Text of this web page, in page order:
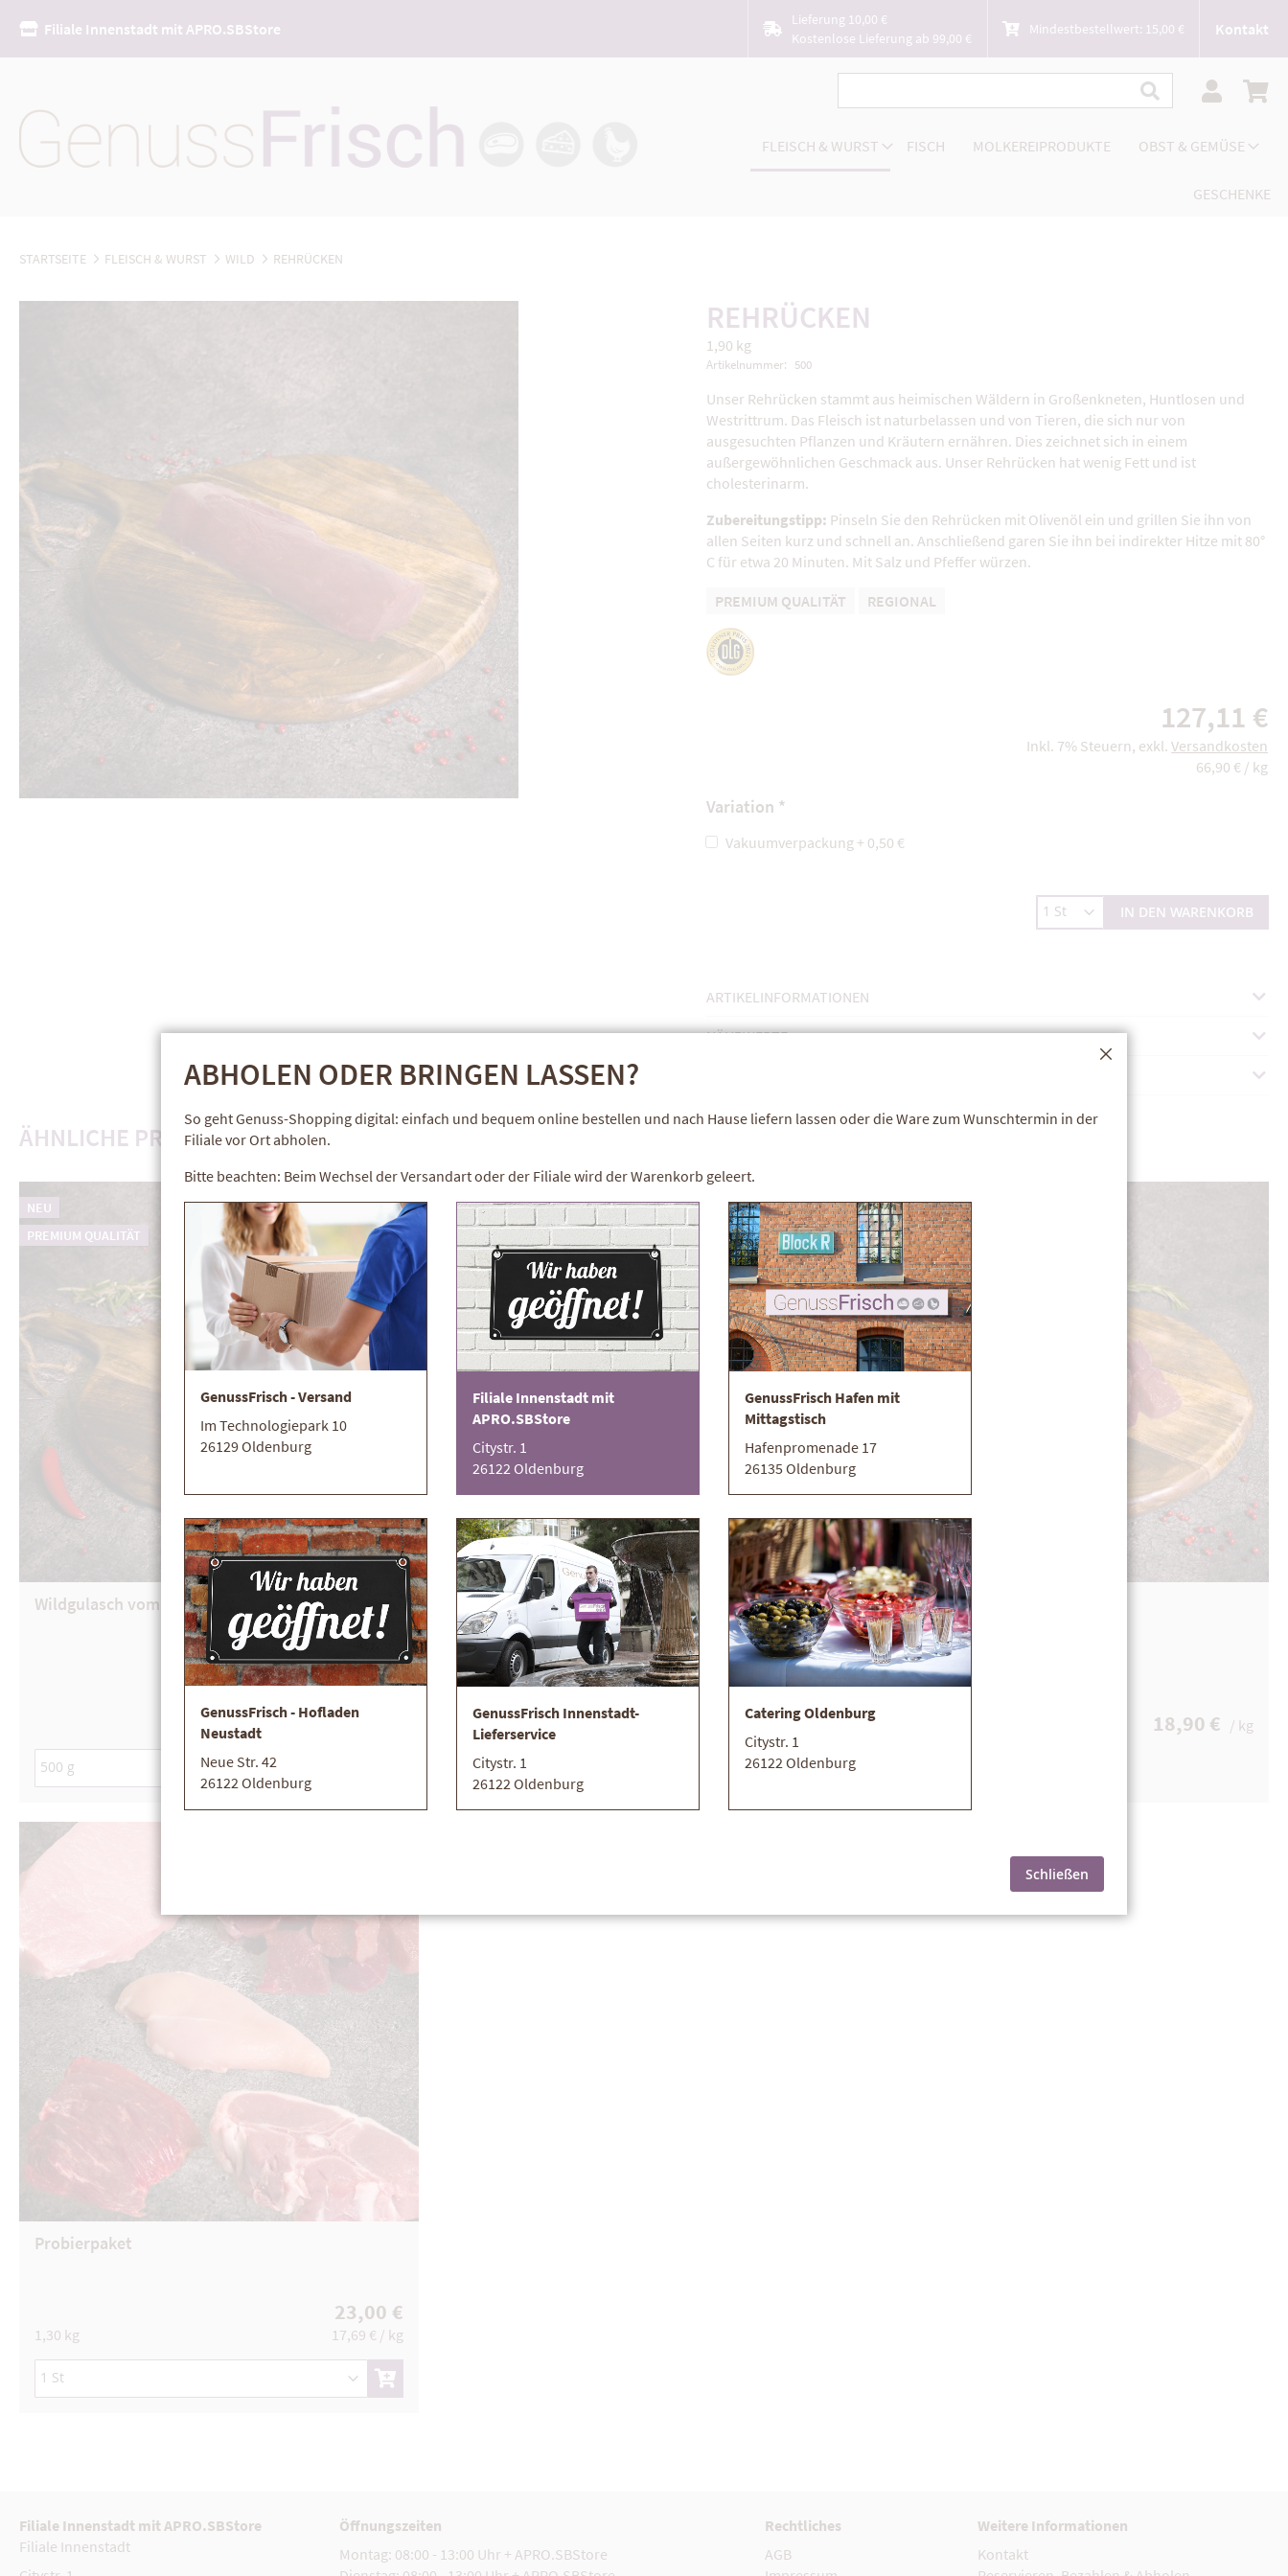
Filiale Innenstadt mit APRO.SBStore
Direkt
zum
Lieferung 10,00 €
Kostenlose Lieferung ab 99,00 €
Mindestbestellwert: 15,00 € Kontakt
FLEISCH & WURST FISCH MOLKEREIPRODUKTE OBST & GEMÜSE
GESCHENKE
STARTSEITE FLEISCH & WURST WILD REHRÜCKEN
REHRÜCKEN
1,90 kg
Artikelnummer 500
Unser Rehrücken stammt aus heimischen Wäldern in Großenkneten, Huntlosen und
Westrittrum. Das Fleisch ist naturbelassen und von Tieren, die sich nur von
ausgesuchten Pflanzen und Kräutern ernähren. Dies zeichnet sich in einem
außergewöhnlichen Geschmack aus. Unser Rehrücken hat wenig Fett und ist
cholesterinarm.
Zubereitungstipp: Pinseln Sie den Rehrücken mit Olivenöl ein und grillen Sie ihn von
allen Seiten kurz und schnell an. Anschließend garen Sie ihn bei indirekter Hitze mit 80°
C für etwa 20 Minuten. Mit Salz und Pfeffer würzen.
PREMIUM QUALITÄT REGIONAL
127,11 €
Inkl. 7% Steuern, exkl.Versandkosten
66,90 € / kg
Variation *
Vakuumverpackung + 0,50 €
IN DEN WARENKORB
ARTIKELINFORMATIONEN
NÄHRWERTE
ÄHNLICHE PRODUKTE
NEU
PREMIUM QUALITÄT
Wildgulasch vom Wildschwein
PREMIUM QUALITÄT
Wildschweinbraten
18,90 € / kg
AUSVERKAUFT
PREMIUM QUALITÄT
Wildgulasch
18,90 € / kg
Probierpaket
1,30 kg
23,00 €
17,69 € / kg
Filiale Innenstadt mit APRO.SBStore
Filiale Innenstadt
Öffnungszeiten
Montag: 08:00 - 13:00 Uhr + APRO.SBStore
Rechtliches
AGB
Weitere Informationen
Kontakt
ABHOLEN ODER BRINGEN LASSEN?
So geht Genuss-Shopping digital: einfach und bequem online bestellen und nach Hause liefern lassen oder die Ware zum Wunschtermin in der
Filiale vor Ort abholen.
Bitte beachten: Beim Wechsel der Versandart oder der Filiale wird der Warenkorb geleert.
GenussFrisch - Versand
Im Technologiepark 10
26129 Oldenburg
Filiale Innenstadt mit
APRO.SBStore
Citystr. 1
26122 Oldenburg
GenussFrisch Hafen mit
Mittagstisch
Hafenpromenade 17
26135 Oldenburg
GenussFrisch - Hofladen
Neustadt
Neue Str. 42
26122 Oldenburg
GenussFrisch Innenstadt-
Lieferservice
Citystr. 1
26122 Oldenburg
Catering Oldenburg
Citystr. 1
26122 Oldenburg
Schließen